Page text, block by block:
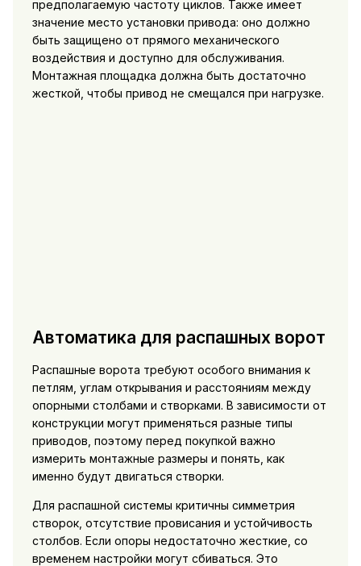
предполагаемую частоту циклов. Также имеет
значение место установки привода: оно должно
быть защищено от прямого механического
воздействия и доступно для обслуживания.
Монтажная площадка должна быть достаточно
жесткой, чтобы привод не смещался при нагрузке.
Автоматика для распашных ворот
Распашные ворота требуют особого внимания к
петлям, углам открывания и расстояниям между
опорными столбами и створками. В зависимости от
конструкции могут применяться разные типы
приводов, поэтому перед покупкой важно
измерить монтажные размеры и понять, как
именно будут двигаться створки.
Для распашной системы критичны симметрия
створок, отсутствие провисания и устойчивость
столбов. Если опоры недостаточно жесткие, со
временем настройки могут сбиваться. Это